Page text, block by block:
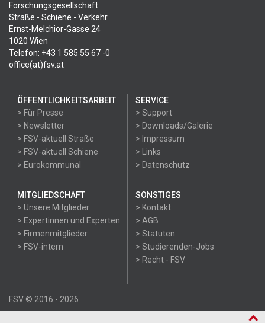
Forschungsgesellschaft
Straße - Schiene - Verkehr
Ernst-Melchior-Gasse 24
1020 Wien
Telefon: +43 1 585 55 67 -0
office(at)fsv.at
ÖFFENTLICHKEITSARBEIT
> Für Presse
> Newsletter
> FSV-aktuell Straße
> FSV-aktuell Schiene
> Eurokommunal
SERVICE
> Support
> Downloads/Galerie
> Impressum
> Links
> Datenschutz
MITGLIEDSCHAFT
> Unsere Mitglieder
> Expertinnen und Experten
> Firmenmitglieder
> FSV-intern
SONSTIGES
> Kontakt
> AGB
> Statuten
> Studierenden-Jobs
> Recht - FSV
FSV © 2016 - 2026